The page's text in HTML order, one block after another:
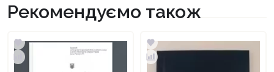
Рекомендуємо також